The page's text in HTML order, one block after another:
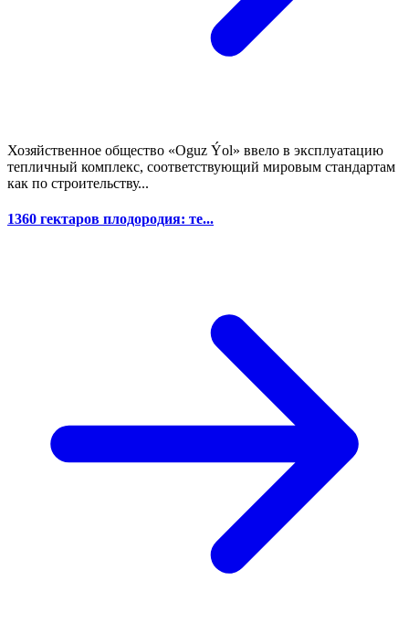
Хозяйственное общество «Oguz Ýol» ввело в эксплуатацию
тепличный комплекс, соответствующий мировым стандартам
как по строительству...
1360 гектаров плодородия: те...